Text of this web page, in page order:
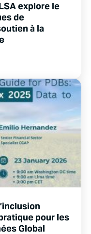
explore le
de
à la
pour les
Global